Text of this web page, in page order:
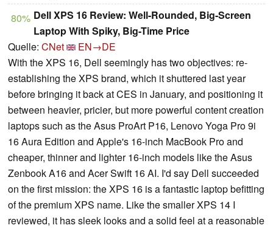
80% Dell XPS 16 Review: Well-Rounded, Big-Screen
Laptop With Spiky, Big-Time Price
Quelle: CNet
EN→DE
With the XPS 16, Dell seemingly has two objectives: re-
establishing the XPS brand, which it shuttered last year
before bringing it back at CES in January, and positioning it
between heavier, pricier, but more powerful content creation
laptops such as the Asus ProArt P16, Lenovo Yoga Pro 9i
16 Aura Edition and Apple's 16-inch MacBook Pro and
cheaper, thinner and lighter 16-inch models like the Asus
Zenbook A16 and Acer Swift 16 AI. I'd say Dell succeeded
on the first mission: the XPS 16 is a fantastic laptop befitting
of the premium XPS name. Like the smaller XPS 14 I
reviewed, it has sleek looks and a solid feel at a reasonable